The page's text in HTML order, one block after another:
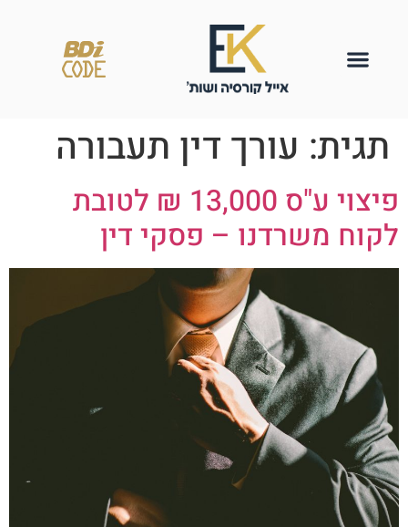
תגית: עורך דין תעבורה
פיצוי ע"ס 13,000 ₪ לטובת
לקוח משרדנו – פסקי דין